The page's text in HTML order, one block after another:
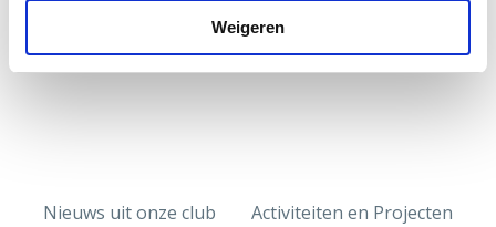
Weigeren
Nieuws uit onze club Activiteiten en Projecten